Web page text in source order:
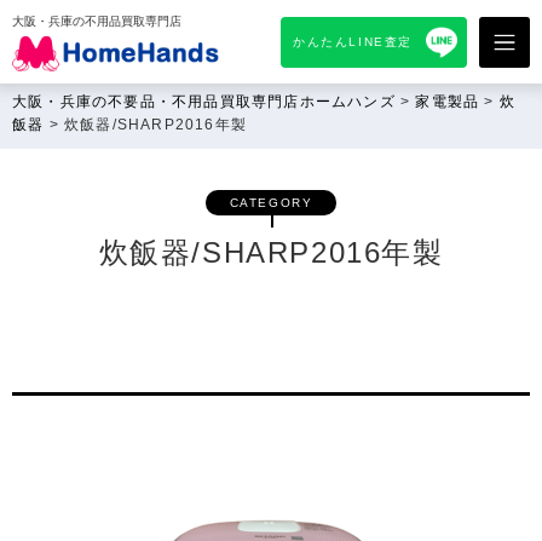
大阪・兵庫の不用品買取専門店
かんたんLINE査定
大阪・兵庫の不要品・不用品買取専門店ホームハンズ >家電製品 > 炊
飯器 >炊飯器/SHARP2016年製
CATEGORY
炊飯器/SHARP2016年製